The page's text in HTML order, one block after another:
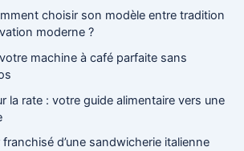
choisir son modèle entre tradition
moderne ?
machine à café parfaite sans
la rate : votre guide alimentaire vers une
d’une sandwicherie italienne